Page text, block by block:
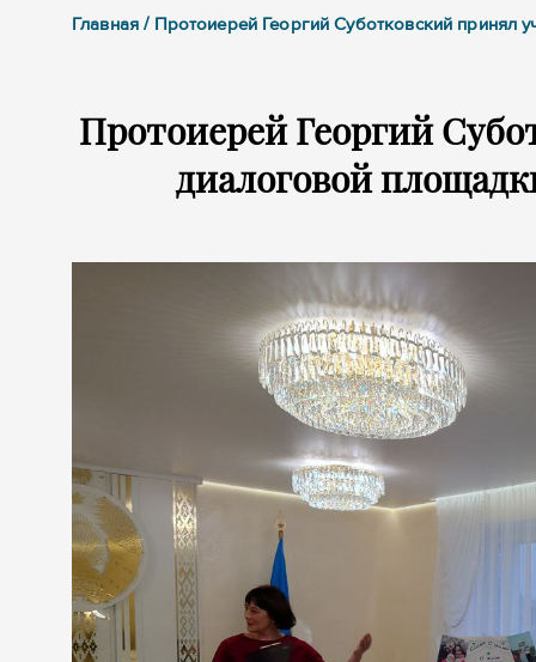
Главная / Протоиерей Георгий Суботковский принял
Протоиерей Георгий
диалоговой